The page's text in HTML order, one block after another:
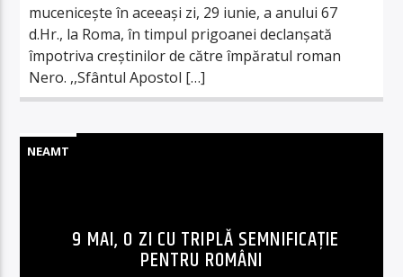
mucenicește în aceeași zi, 29 iunie, a anului 67
d.Hr., la Roma, în timpul prigoanei declanșată
împotriva creștinilor de către împăratul roman
Nero. ,,Sfântul Apostol […]
NEAMT
9 MAI, O ZI CU TRIPLĂ SEMNIFICAȚIE
PENTRU ROMÂNI